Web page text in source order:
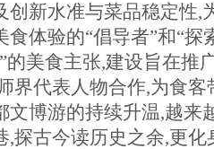
创新水准与菜品稳定性,
体验的“倡导者”和“探
的美食主张,建设旨在推
界代表人物合作,为食客
文博游的持续升温,越来
,探古今读历史之余,更化